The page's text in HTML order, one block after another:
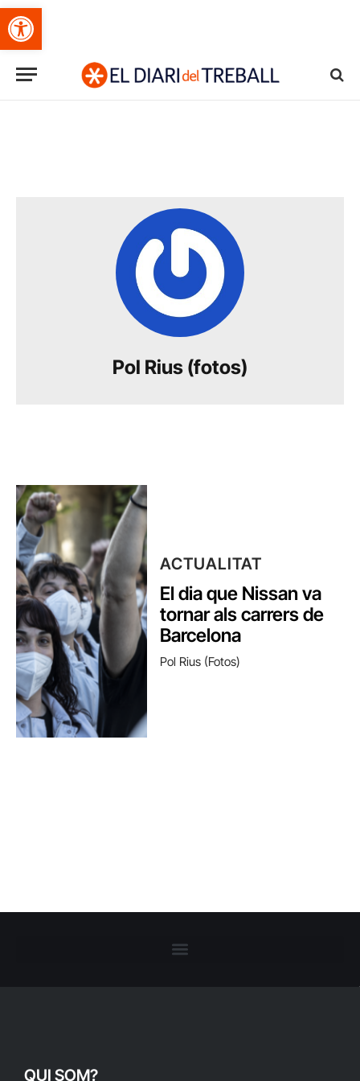
Obre la barra d'eines
Pol Rius (fotos)
ACTUALITAT
El dia que Nissan va
tornar als carrers de
Barcelona
Pol Rius (fotos)
QUI SOM?